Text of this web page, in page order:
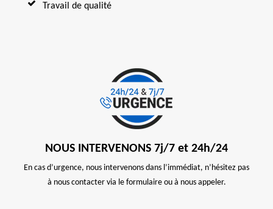
Travail de qualité
NOUS INTERVENONS 7j/7 et 24h/24
En cas d’urgence, nous intervenons dans l’immédiat, n’hésitez pas
à nous contacter via le formulaire ou à nous appeler.